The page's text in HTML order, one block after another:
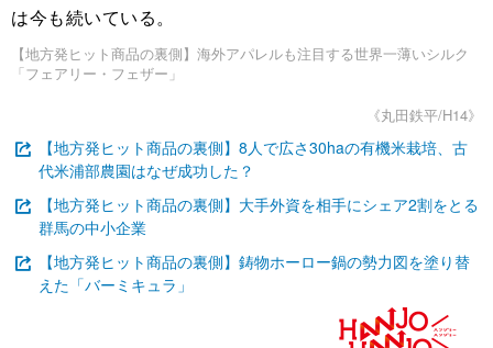
は今も続いている。
【地方発ヒット商品の裏側】海外アパレルも注目する世界一薄いシルク
「フェアリー・フェザー」
《丸田鉄平/H14》
【地方発ヒット商品の裏側】8人で広さ30haの有機米栽培、古
代米浦部農園はなぜ成功した？
【地方発ヒット商品の裏側】大手外資を相手にシェア2割をとる
群馬の中小企業
【地方発ヒット商品の裏側】鋳物ホーロー鍋の勢力図を塗り替
えた「バーミキュラ」